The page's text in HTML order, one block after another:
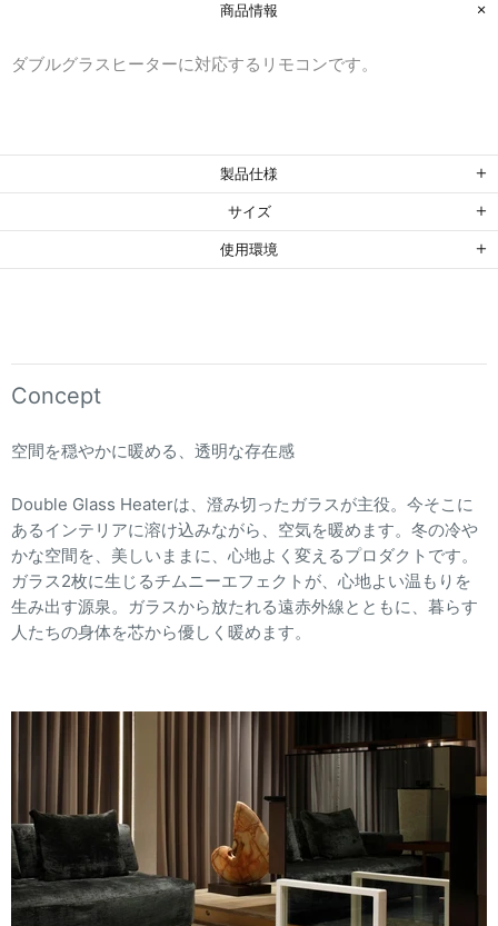
商品情報
ダブルグラスヒーターに対応するリモコンです。
製品仕様
サイズ
使用環境
Concept
空間を穏やかに暖める、透明な存在感
Double Glass Heaterは、澄み切ったガラスが主役。今そこに
あるインテリアに溶け込みながら、空気を暖めます。冬の冷や
かな空間を、美しいままに、心地よく変えるプロダクトです。
ガラス2枚に生じるチムニーエフェクトが、心地よい温もりを
生み出す源泉。ガラスから放たれる遠赤外線とともに、暮らす
人たちの身体を芯から優しく暖めます。